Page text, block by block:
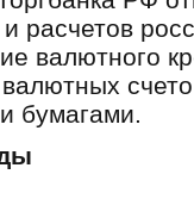
расчетов
валютного
бумагами.